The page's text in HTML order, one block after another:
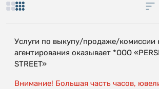
Услуги по выкупу/продаже/комиссии
агентирования оказывает *OOO
STREET»
Внимание! Большая часть часов,